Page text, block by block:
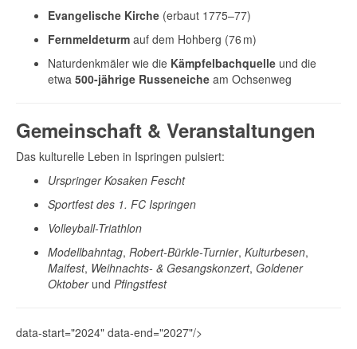
Evangelische Kirche (erbaut 1775–77)
Fernmeldeturm auf dem Hohberg (76 m)
Naturdenkmäler wie die Kämpfelbachquelle und die
etwa 500-jährige Russeneiche am Ochsenweg
Gemeinschaft & Veranstaltungen
Das kulturelle Leben in Ispringen pulsiert:
Urspringer Kosaken Fescht
Sportfest des 1. FC Ispringen
Volleyball-Triathlon
Modellbahntag, Robert-Bürkle-Turnier, Kulturbesen,
Maifest, Weihnachts- & Gesangskonzert, Goldener
Oktoberund Pfingstfest
data-start="2024" data-end="2027"/>